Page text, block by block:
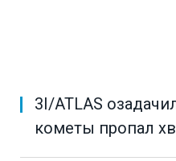
3I/ATLAS
кометы пропал